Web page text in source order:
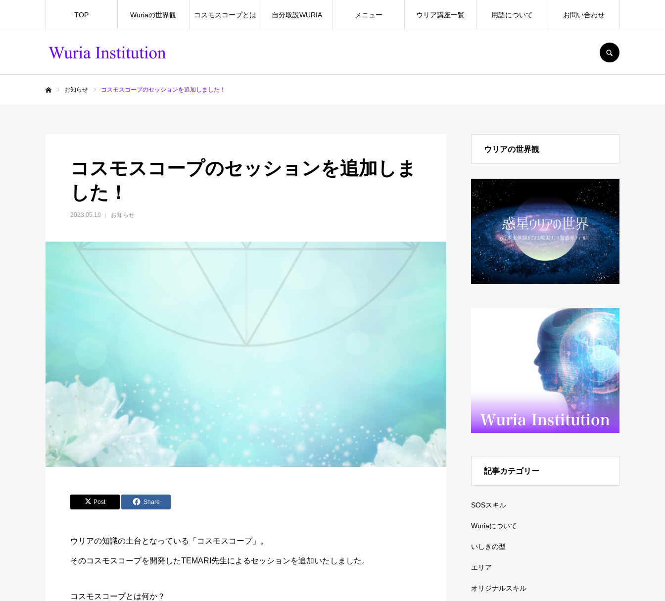
TOP Wuriaの世界観 コスモスコープとは 自分取説WURIA メニュー ウリア講座一覧 用語について お問い合わせ
お知らせ コスモスコープのセッションを追加しました！
コスモスコープのセッションを追加しま
した！
2023.05.19 お知らせ
Post Share
ウリアの知識の土台となっている「コスモスコープ」。
そのコスモスコープを開発したTEMARI先生によるセッションを追加いたしました。
コスモスコープとは何か？
ウリアの世界観
記事カテゴリー
SOSスキル
Wuriaについて
いしきの型
エリア
オリジナルスキル